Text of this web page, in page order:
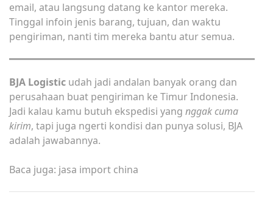
email, atau langsung datang ke kantor mereka.
Tinggal infoin jenis barang, tujuan, dan waktu
pengiriman, nanti tim mereka bantu atur semua.
BJA Logistic udah jadi andalan banyak orang dan
perusahaan buat pengiriman ke Timur Indonesia.
Jadi kalau kamu butuh ekspedisi yang nggak cuma
kirim, tapi juga ngerti kondisi dan punya solusi, BJA
adalah jawabannya.
Baca juga: jasa import china